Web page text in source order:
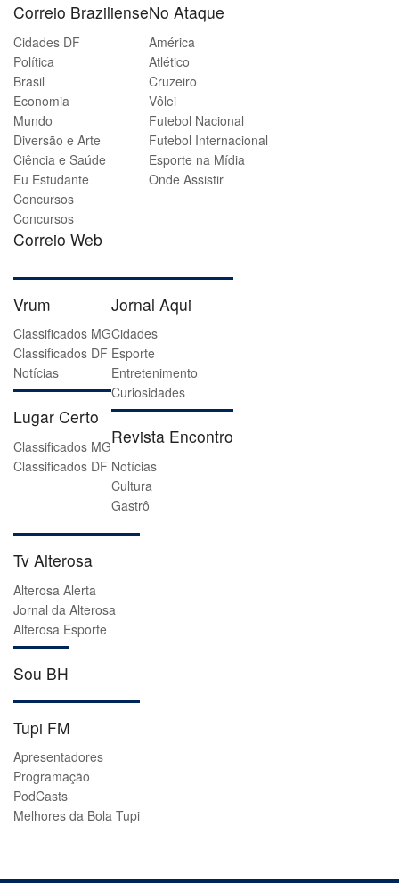
Correio Braziliense
Cidades DF
Política
Brasil
Economia
Mundo
Diversão e Arte
Ciência e Saúde
Eu Estudante
Concursos
Concursos
Correio Web
No Ataque
América
Atlético
Cruzeiro
Vôlei
Futebol Nacional
Futebol Internacional
Esporte na Mídia
Onde Assistir
Vrum
Classificados MG
Classificados DF
Notícias
Lugar Certo
Classificados MG
Classificados DF
Jornal Aqui
Cidades
Esporte
Entretenimento
Curiosidades
Revista Encontro
Notícias
Cultura
Gastrô
Tv Alterosa
Alterosa Alerta
Jornal da Alterosa
Alterosa Esporte
Sou BH
Tupi FM
Apresentadores
Programação
PodCasts
Melhores da Bola Tupi